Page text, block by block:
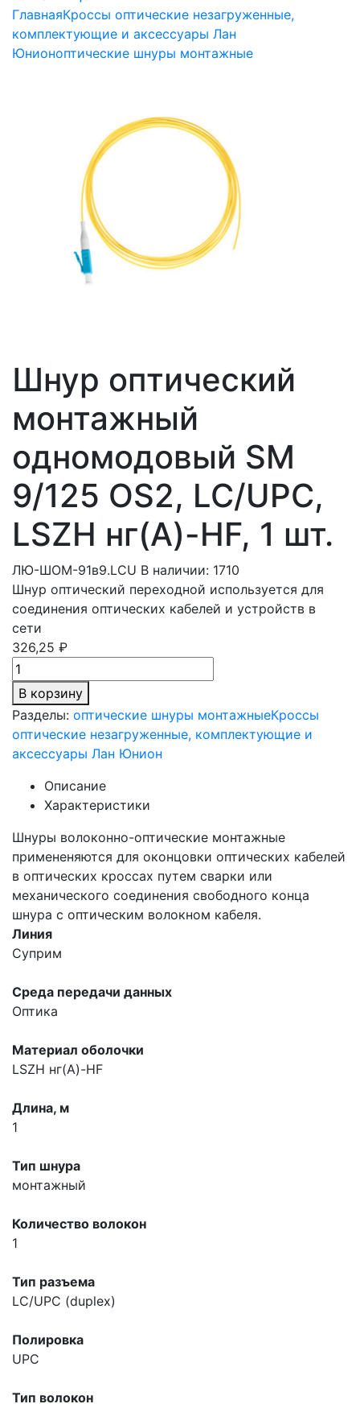
ГлавнаяКроссы оптические незагруженные,
комплектующие и аксессуары Лан
Юнионоптические шнуры монтажные
Шнур оптический
монтажный
одномодовый SM
9/125 OS2, LC/UPC,
LSZH нг(A)-HF, 1 шт.
ЛЮ-ШОМ-91в9.LCU В наличии: 1710
Шнур оптический переходной используется для
соединения оптических кабелей и устройств в
сети
326,25 ₽
В корзину
Разделы: оптические шнуры монтажныеКроссы
оптические незагруженные, комплектующие и
аксессуары Лан Юнион
Описание
Характеристики
Шнуры волоконно-оптические монтажные
примененяются для оконцовки оптических кабелей
в оптических кроссах путем сварки или
механического соединения свободного конца
шнура с оптическим волокном кабеля.
Линия
Суприм
Среда передачи данных
Оптика
Материал оболочки
LSZH нг(А)-HF
Длина, м
1
Тип шнура
монтажный
Количество волокон
1
Тип разъема
LC/UPC (duplex)
Полировка
UPC
Тип волокон